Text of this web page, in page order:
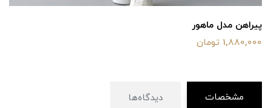
پیراهن مدل ماهور
1,880,000 تومان
مشخصات دیدگاه‌ها